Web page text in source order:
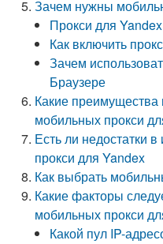
Зачем нужны
Прокси для Yandex
Как включить
Зачем
Браузере
Какие преимущества
мобильных прокси
Есть ли недостатки
прокси для Yandex
Как выбрать
Какие факторы
мобильных прокси
Какой пул IP-